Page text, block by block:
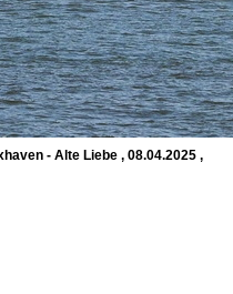
- Alte Liebe , 08.04.2025 ,